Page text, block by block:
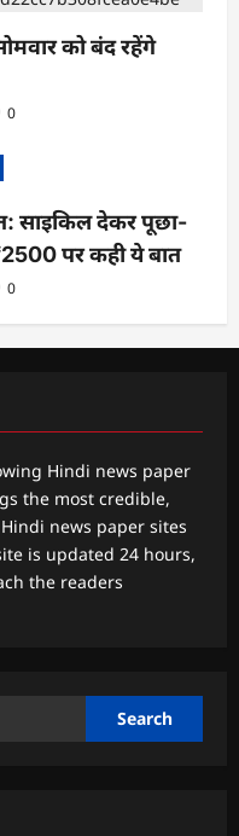
को बंद रहेंगे
0
साइकिल देकर पूछा-
पर कही ये बात
0
Hindi news paper
the most credible,
news paper sites
is updated 24 hours,
the readers